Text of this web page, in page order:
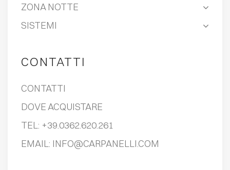
ZONA NOTTE
SISTEMI
CONTATTI
CONTATTI
DOVE ACQUISTARE
TEL: +39.0362.620.261
EMAIL: INFO@CARPANELLI.COM